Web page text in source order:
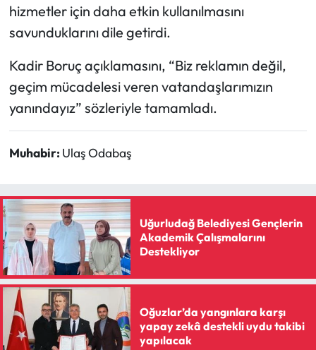
hizmetler için daha etkin kullanılmasını
savunduklarını dile getirdi.
Kadir Boruç açıklamasını, “Biz reklamın değil,
geçim mücadelesi veren vatandaşlarımızın
yanındayız” sözleriyle tamamladı.
Muhabir: Ulaş Odabaş
Uğurludağ Belediyesi Gençlerin
Akademik Çalışmalarını
Destekliyor
Oğuzlar’da yangınlara karşı
yapay zekâ destekli uydu takibi
yapılacak